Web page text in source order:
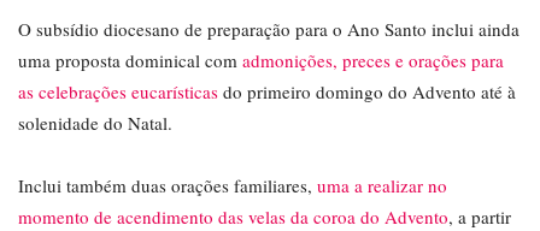
O subsídio diocesano de preparação para o Ano Santo inclui ainda
uma proposta dominical com admonições, preces e orações para
as celebrações eucarísticas do primeiro domingo do Advento até à
solenidade do Natal.
Inclui também duas orações familiares, uma a realizar no
momento de acendimento das velas da coroa do Advento, a partir